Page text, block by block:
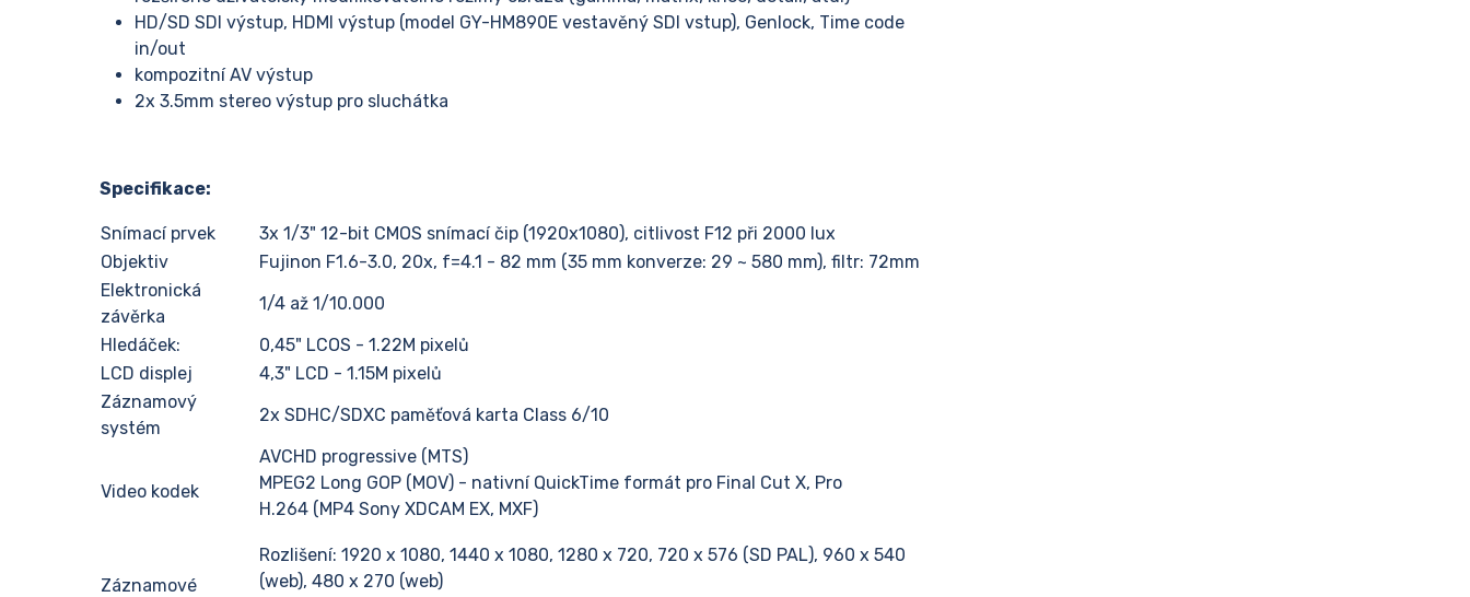
HD/SD SDI výstup, HDMI výstup (model GY-HM890E vestavěný SDI vstup), Genlock, Time code
in/out
kompozitní AV výstup
2x 3.5mm stereo výstup pro sluchátka
Specifikace:
Snímací prvek
3x 1/3" 12-bit CMOS snímací čip (1920x1080), citlivost F12 při 2000 lux
Objektiv
Fujinon F1.6-3.0, 20x, f=4.1 - 82 mm (35 mm konverze: 29 ~ 580 mm), filtr: 72mm
Elektronická
závěrka
1/4 až 1/10.000
Hledáček:
0,45" LCOS - 1.22M pixelů
LCD displej
4,3" LCD - 1.15M pixelů
Záznamový
systém
2x SDHC/SDXC paměťová karta Class 6/10
Video kodek
AVCHD progressive (MTS)
MPEG2 Long GOP (MOV) - nativní QuickTime formát pro Final Cut X, Pro
H.264 (MP4 Sony XDCAM EX, MXF)
Záznamové
Rozlišení: 1920 x 1080, 1440 x 1080, 1280 x 720, 720 x 576 (SD PAL), 960 x 540
(web), 480 x 270 (web)